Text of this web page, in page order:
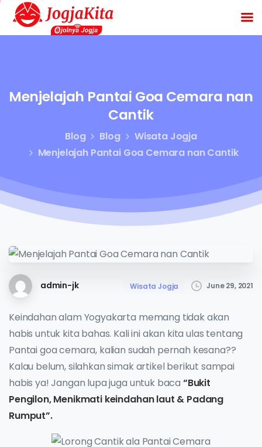
Menjelajah Pantai Goa Cemara nan
Cantik
Blog Blog
Wisata Jogja
Menjelajah Pantai Goa Cemara nan Cantik
admin-jk Wisata Jogja June 29, 2021
Keindahan alam Yogyakarta memang tidak akan
habis untuk kita bahas. Kali ini akan kita ulas tentang
Pantai goa cemara, kalian sudah pernah kesana??
Kalau belum, silahkan simak artikel berikut sampai
habis ya! Jangan lupa juga untuk baca “Bukit
Pengilon, Menikmati keindahan laut & Padang
Rumput”.